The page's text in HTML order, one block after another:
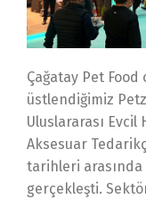
Çağatay Pet
üstlendiğimiz
Uluslararası Evcil
Aksesuar
tarihleri arasında
gerçekleşti.